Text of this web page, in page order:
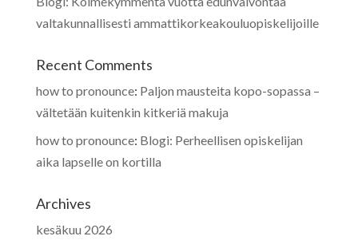
valtakunnallisesti ammattikorkeakouluopiskelijoille
Recent Comments
how to pronounce: Paljon mausteita kopo-sopassa –
vältetään kuitenkin kitkeriä makuja
how to pronounce: Blogi: Perheellisen opiskelijan
aika lapselle on kortilla
Archives
kesäkuu 2026